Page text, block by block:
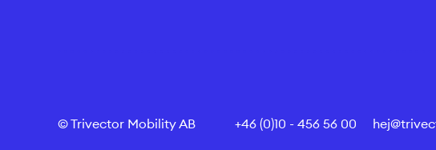
© Trivector Mobility AB +46 (0)10 - 456 56 00